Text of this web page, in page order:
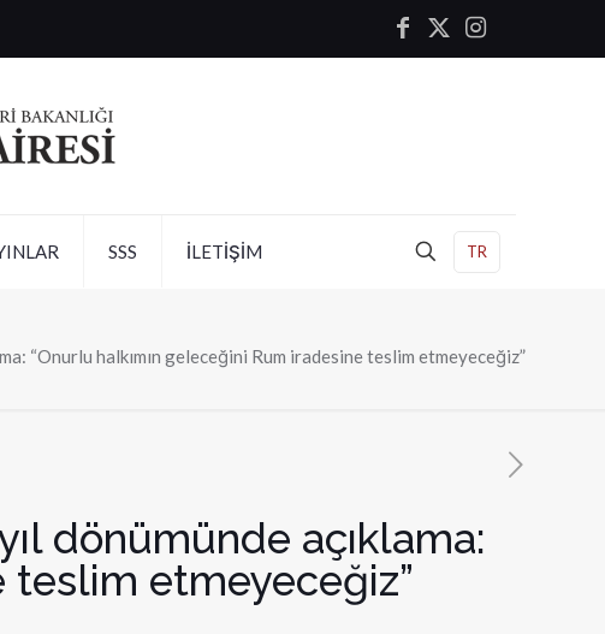
SSS İLETİŞİM TR
“Onurlu halkımın geleceğini Rum iradesine teslim etmeyeceğiz”
dönümünde açıklama:
teslim etmeyeceğiz”